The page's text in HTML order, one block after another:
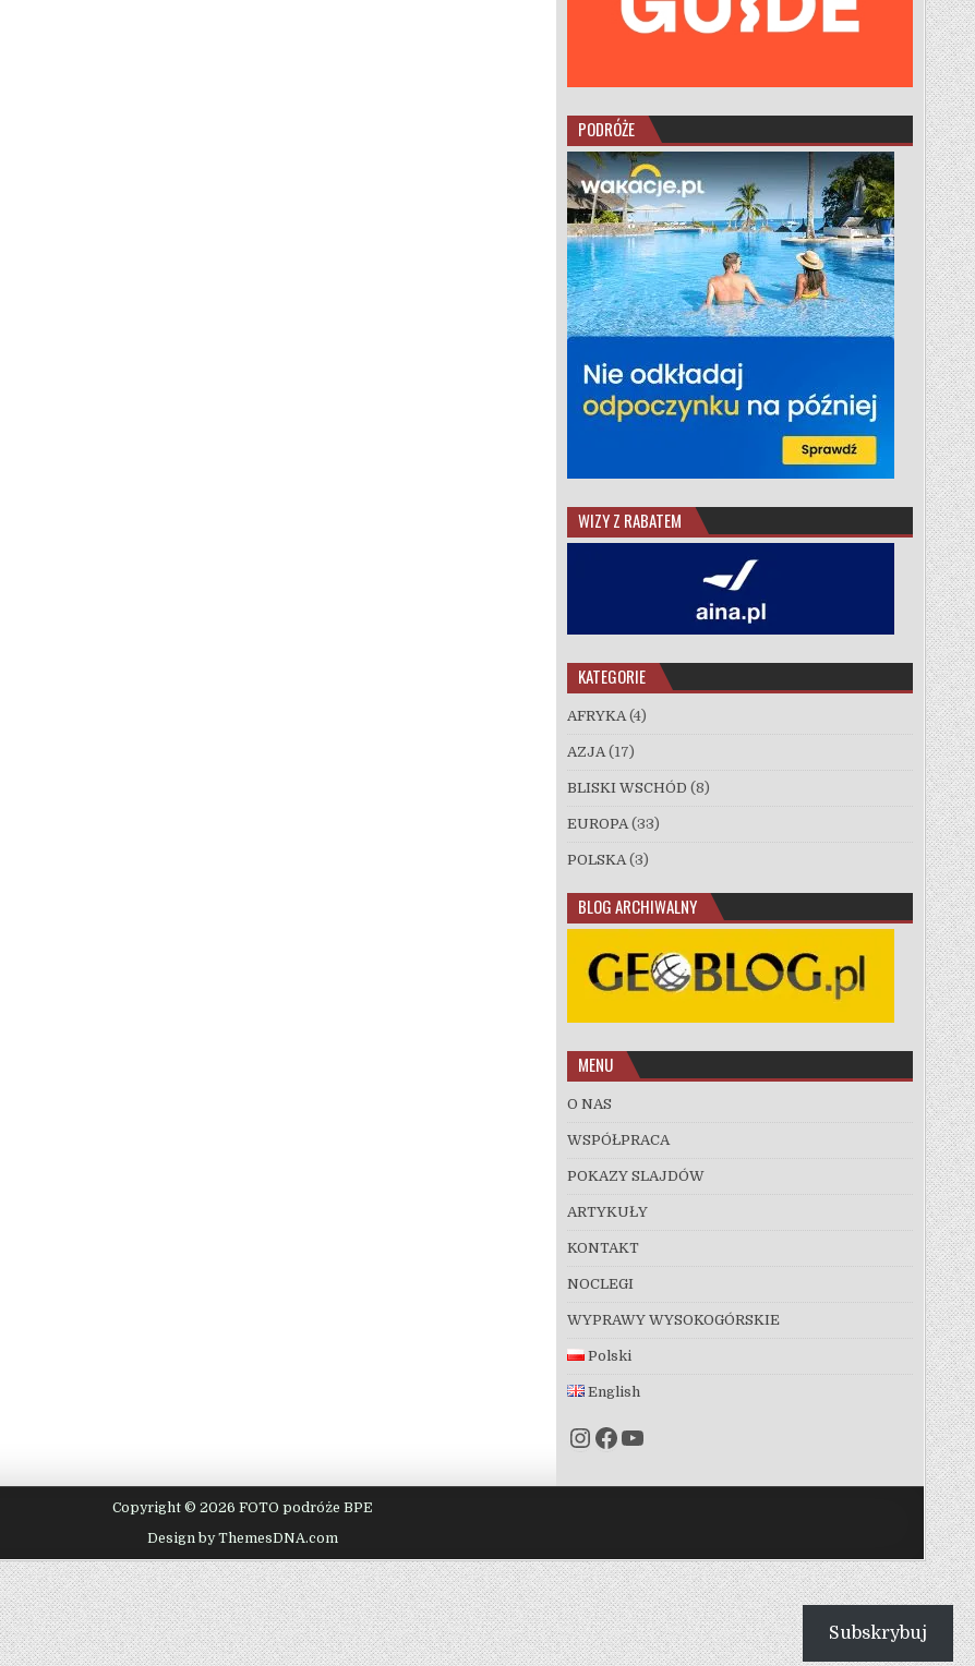
PODRÓŻE
WIZY Z RABATEM
KATEGORIE
AFRYKA (4)
AZJA (17)
BLISKI WSCHÓD (8)
EUROPA (33)
POLSKA (3)
BLOG ARCHIWALNY
MENU
O NAS
WSPÓŁPRACA
POKAZY SLAJDÓW
ARTYKUŁY
KONTAKT
NOCLEGI
WYPRAWY WYSOKOGÓRSKIE
Polski
English
Instagram
Facebook
YouTube
Copyright © 2026 FOTO podróże BPE
Design by ThemesDNA.com
Subskrybuj